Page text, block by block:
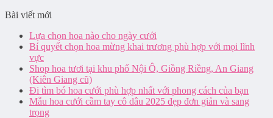
Bài viết mới
Lựa chọn hoa nào cho ngày cưới
Bí quyết chọn hoa mừng khai trương phù hợp với mọi lĩnh
vực
Shop hoa tươi tại khu phố Nội Ô, Giồng Riềng, An Giang
(Kiên Giang cũ)
Đi tìm bó hoa cưới phù hợp nhất với phong cách của bạn
Mẫu hoa cưới cầm tay cô dâu 2025 đẹp đơn giản và sang
trọng